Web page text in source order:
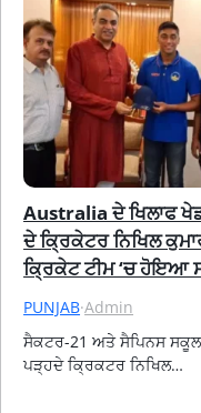
Australia ਦੇ ਖਿਲਾਫ
ਦੇ ਕ੍ਰਿਕੇਟਰ ਨਿਖਿਲ
ਕ੍ਰਿਕੇਟ ਟੀਮ ‘ਚ ਹੋਇਆ
PUNJAB·Admin
ਸੈਕਟਰ-21 ਅਤੇ ਸੈਪਿਨਸ
ਪੜ੍ਹਦੇ ਕ੍ਰਿਕਟਰ ਨਿਖਿਲ…